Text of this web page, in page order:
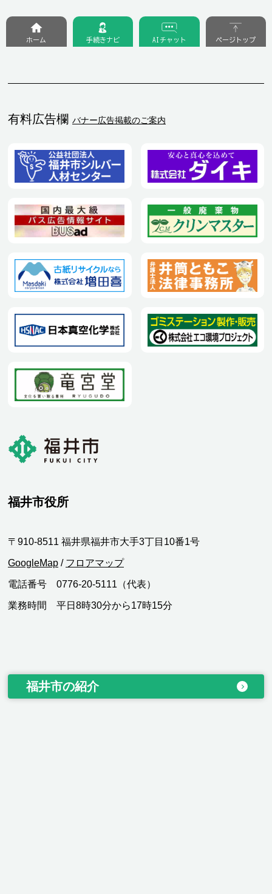
有料広告欄 バナー広告掲載のご案内
ホーム 手続きナビ AIチャット ページトップ
福井市役所
〒910-8511 福井県福井市大手3丁目10番1号
GoogleMap / フロアマップ
電話番号 0776-20-5111（代表）
業務時間 平日8時30分から17時15分
福井市の紹介